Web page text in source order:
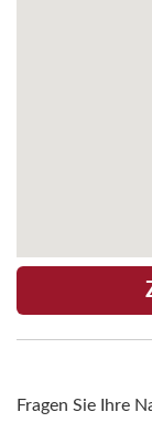
Fragen Sie Ihre